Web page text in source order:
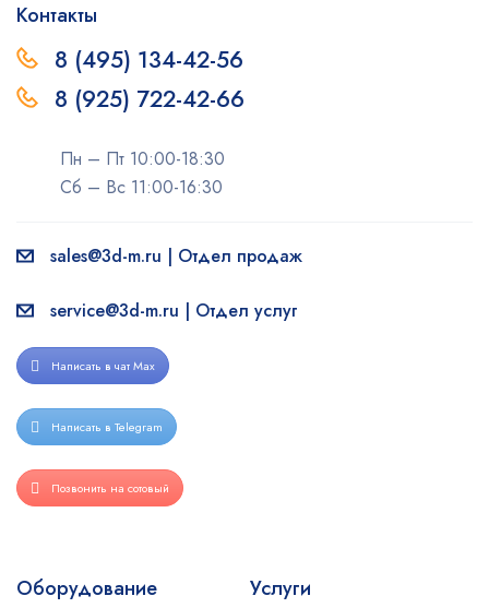
Контакты
8 (495) 134-42-56
8 (925) 722-42-66
Пн – Пт 10:00-18:30
Сб – Вс 11:00-16:30
sales@3d-m.ru | Отдел продаж
service@3d-m.ru | Отдел услуг
Написать в чат Max
Написать в Telegram
Позвонить на сотовый
Оборудование Услуги